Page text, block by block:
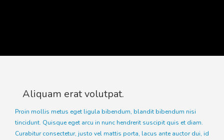
Aliquam erat volutpat.
Proin mollis metus eget ligula bibendum, blandit bibendum nisi
tincidunt. Quisque eget arcu in nunc hendrerit suscipit quis et diam.
Curabitur consectetur, justo vel mattis porta, lacus ante auctor dui, id